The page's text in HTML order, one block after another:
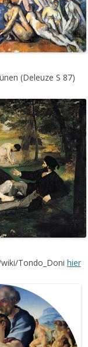
(Deleuze S 87)
Tondo_Doni hier